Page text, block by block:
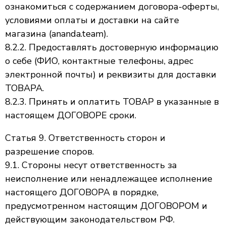
ознакомиться с содержанием договора-оферты,
условиями оплаты и доставки на сайте
магазина (ananda.team).
8.2.2. Предоставлять достоверную информацию
о себе (ФИО, контактные телефоны, адрес
электронной почты) и реквизиты для доставки
ТОВАРА.
8.2.3. Принять и оплатить ТОВАР в указанные в
настоящем ДОГОВОРЕ сроки.
Статья 9. Ответственность сторон и
разрешение споров.
9.1. Стороны несут ответственность за
неисполнение или ненадлежащее исполнение
настоящего ДОГОВОРА в порядке,
предусмотренном настоящим ДОГОВОРОМ и
действующим законодательством РФ.